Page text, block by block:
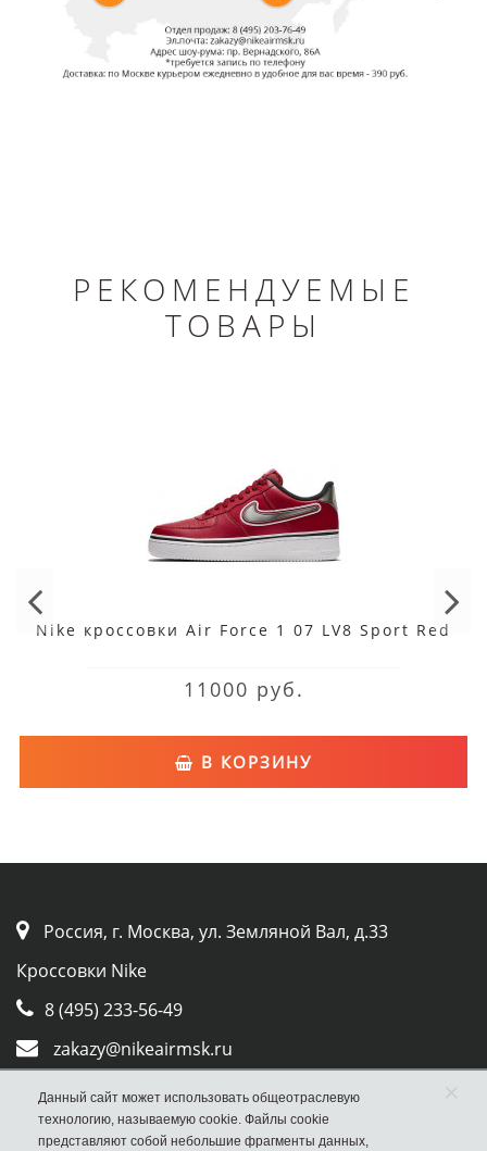
РЕКОМЕНДУЕМЫЕ
ТОВАРЫ
Nike кроссовки Air Force 1 07 LV8 Sport Red
11000 руб.
В КОРЗИНУ
Россия, г. Москва, ул. Земляной Вал, д.33
Кроссовки Nike
8 (495) 233-56-49
zakazy@nikeairmsk.ru
Whatsapp
Viber
Данный сайт может использовать общеотраслевую
технологию, называемую cookie. Файлы cookie
представляют собой небольшие фрагменты данных,
×